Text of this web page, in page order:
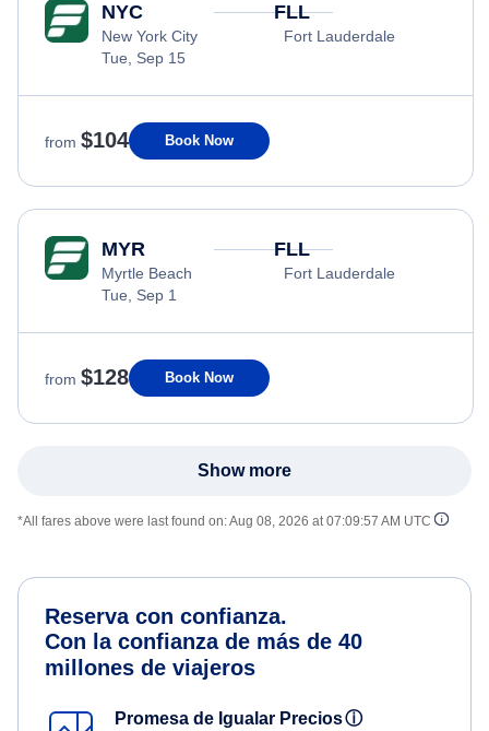
NYC
New York City
Tue, Sep 15
FLL
Fort Lauderdale
from $104 Book Now
MYR
Myrtle Beach
Tue, Sep 1
FLL
Fort Lauderdale
from $128 Book Now
Show more
*All fares above were last found on:Aug 08, 2026 at 07:09:57 AM UTC
Reserva con confianza.
Con la confianza de más de 40
millones de viajeros
Promesa de Igualar Preciosⓘ